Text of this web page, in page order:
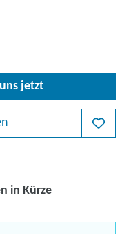
jetzt
in Kürze